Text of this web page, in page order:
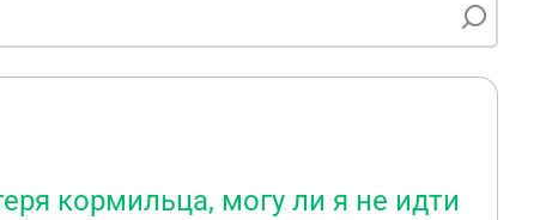
кормильца, могу ли я не идти